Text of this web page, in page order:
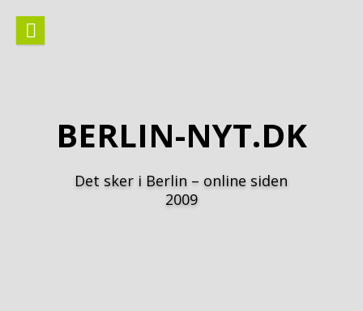
indhold
BERLIN-NYT.DK
Det sker i Berlin – online siden
2009